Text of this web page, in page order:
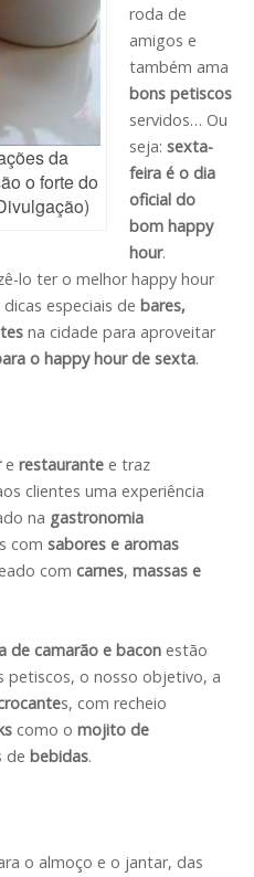
da
o forte do
roda de
amigos e
também ama
bons petiscos
servidos… Ou
seja: sexta-
feira é o dia
oficial do
bom happy
hour.
lo ter o melhor happy hour
especiais de bares,
na cidade para aproveitar
o happy hour de sexta.
e restaurante e traz
clientes uma experiência
na gastronomia
com sabores e aromas
com carnes, massas e
de camarão e bacon estão
petiscos, o nosso objetivo, a
s, com recheio
como o mojito de
de bebidas.
o almoço e o jantar, das